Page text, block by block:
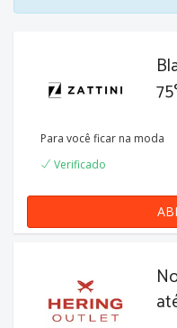
Para você ficar na moda
Verificado